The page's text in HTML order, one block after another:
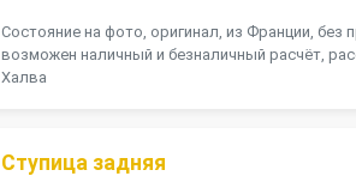
Состояние на фото, оригинал, из Франции, без
возможен наличный и безналичный расчёт,
Халва
Ступица задняя